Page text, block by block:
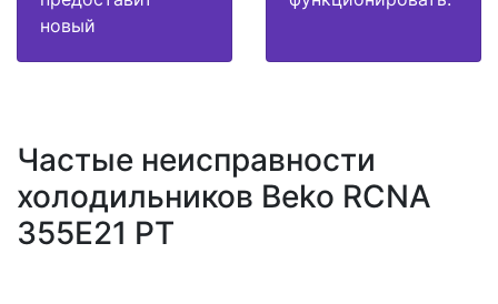
новый
Частые неисправности
холодильников Beko RCNA
355E21 PT